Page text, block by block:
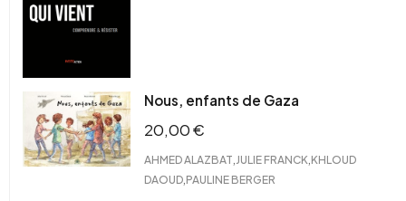
Nous, enfants de Gaza
20,00€
AHMED ALAZBAT JULIE FRANCK KHLOUD
DAOUD PAULINE BERGER